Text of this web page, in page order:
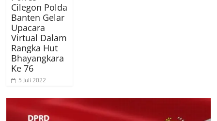
Cilegon Polda
Banten Gelar
Upacara
Virtual Dalam
Rangka Hut
Bhayangkara
Ke 76
5 Juli 2022